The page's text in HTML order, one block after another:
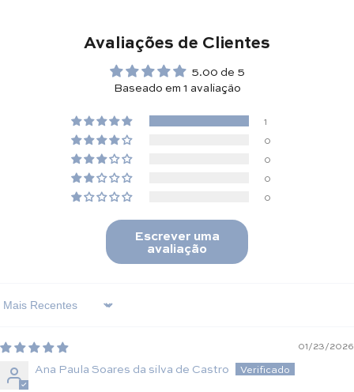
Avaliações de Clientes
5.00 de 5
Baseado em 1 avaliação
1
0
0
0
0
Escrever uma
avaliação
Sort By
01/23/2026
Ana Paula Soares da silva de Castro